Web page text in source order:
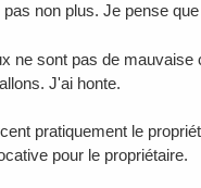
non plus. Je pense
ne sont pas de
J'ai honte.
pratiquement le
pour le propriétaire.